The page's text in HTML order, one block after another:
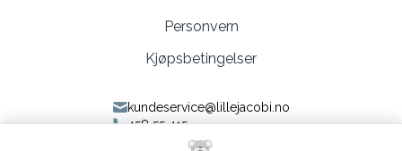
Personvern
Kjøpsbetingelser
kundeservice@lillejacobi.no
458 55 415
Følg oss på Facebook